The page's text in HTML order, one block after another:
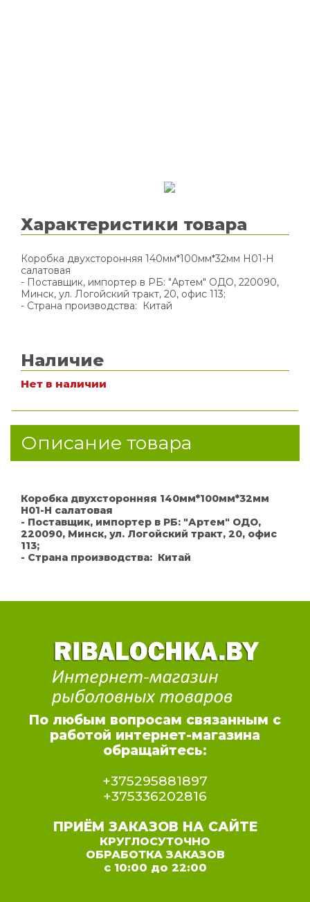
Характеристики товара
Коробка двухсторонняя 140мм*100мм*32мм H01-H
салатовая
- Поставщик, импортер в РБ: "Артем" ОДО, 220090,
Минск, ул. Логойский тракт, 20, офис 113;
- Страна производства: Китай
Наличие
Нет в наличии
Описание товара
Коробка двухсторонняя 140мм*100мм*32мм
H01-H салатовая
- Поставщик, импортер в РБ: "Артем" ОДО,
220090, Минск, ул. Логойский тракт, 20, офис
113;
- Страна производства: Китай
По любым вопросам связанным с
работой интернет-магазина
обращайтесь:
+375295881897
+375336202816
ПРИЁМ ЗАКАЗОВ НА САЙТЕ
КРУГЛОСУТОЧНО
ОБРАБОТКА ЗАКАЗОВ
с 10:00 до 22:00